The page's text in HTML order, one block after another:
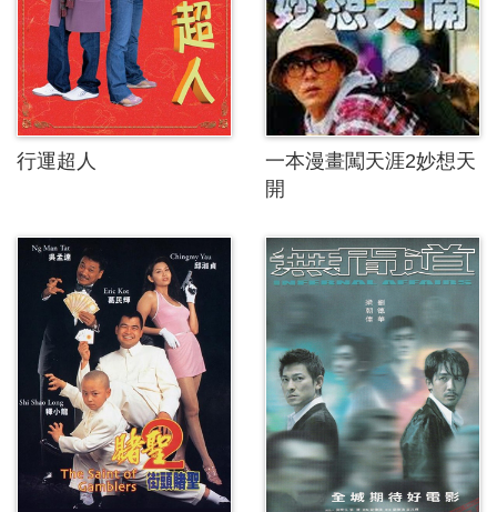
行運超人
一本漫畫闖天涯2妙想天
開